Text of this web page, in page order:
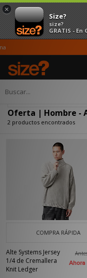
×
Size?
size?
GRATIS - En
Página principal
Oferta | Hombre -
2 productos encontrados
COMPRA RÁPIDA
Alte Systems Jersey
1/4 de Cremallera
Knit Ledger
Ahora